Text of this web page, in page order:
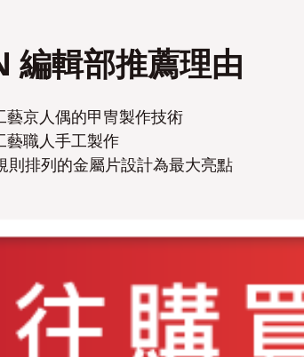
編輯部推薦理由
京人偶的甲冑製作技術
藝職人手工製作
則排列的金屬片設計為最大亮點